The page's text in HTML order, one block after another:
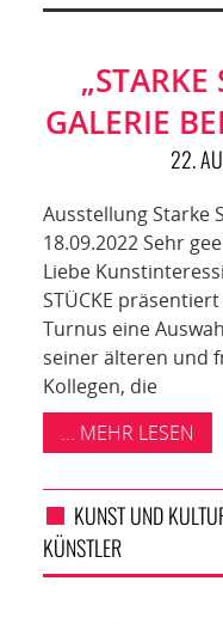
„STARKE
GALERIE
22.
Ausstellung Starke
18.09.2022 Sehr
Liebe
STÜCKE
Turnus eine
seiner älteren und
Kollegen, die
... MEHR LESEN
KUNST UND
KÜNSTLER